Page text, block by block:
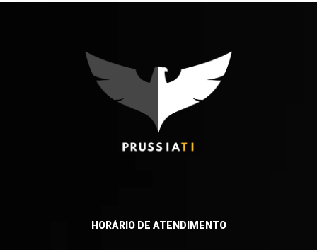
HORÁRIO DE ATENDIMENTO